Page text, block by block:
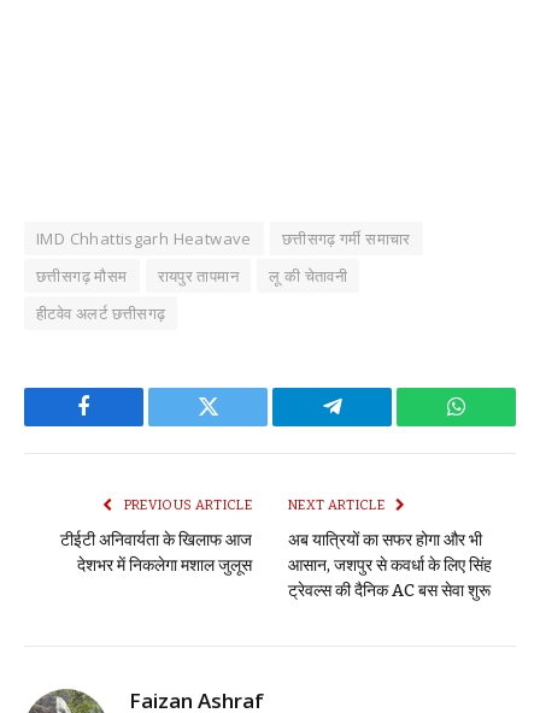
IMD Chhattisgarh Heatwave
छत्तीसगढ़ गर्मी समाचार
छत्तीसगढ़ मौसम
रायपुर तापमान
लू की चेतावनी
हीटवेव अलर्ट छत्तीसगढ़
Facebook Twitter Telegram
PREVIOUS ARTICLE
टीईटी अनिवार्यता के खिलाफ आज
देशभर में निकलेगा मशाल जुलूस
NEXT ARTICLE
अब यात्रियों का सफर होगा और भी
आसान, जशपुर से कवर्धा के लिए सिंह
ट्रेवल्स की दैनिक AC बस सेवा शुरू
Faizan Ashraf